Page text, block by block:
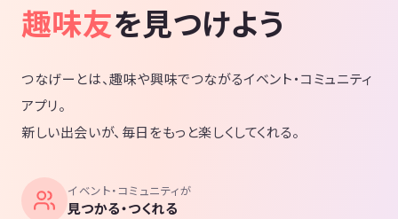
趣味友を見つけよう
つなげーとは、趣味や興味でつながるイベント・コミュニティ
アプリ。
新しい出会いが、毎日をもっと楽しくしてくれる。
イベント・コミュニティが
見つかる・つくれる